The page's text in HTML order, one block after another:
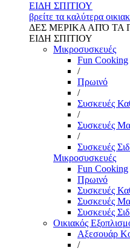
ΕΙΔΗ ΣΠΙΤΙΟΥ
βρείτε τα καλύτερα
ΔΕΣ ΜΕΡΙΚΑ ΑΠΌ ΤΑ
ΕΙΔΗ ΣΠΙΤΙΟΥ
Μικροσυσκευές
Fun Cooking
/
Πρωινό
/
Συσκευές
/
Συσκευές
/
Συσκευές
Μικροσυσκευές
Fun Cooking
Πρωινό
Συσκευές
Συσκευές
Συσκευές
Οικιακός
Αξεσουάρ
/